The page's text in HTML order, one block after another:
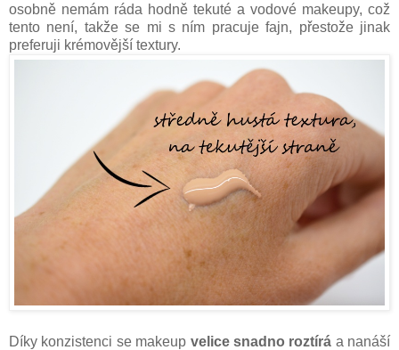
osobně nemám ráda hodně tekuté a vodové makeupy, což
tento není, takže se mi s ním pracuje fajn, přestože jinak
preferuji krémovější textury.
Díky konzistenci se makeup velice snadno roztírá a nanáší